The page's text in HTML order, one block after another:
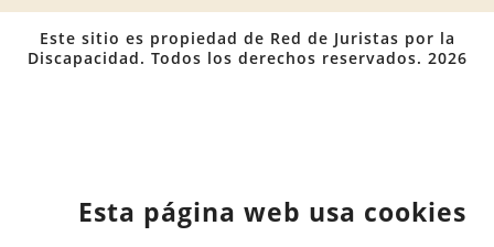
Este sitio es propiedad de Red de Juristas por la
Discapacidad. Todos los derechos reservados. 2026
Esta página web usa cookies